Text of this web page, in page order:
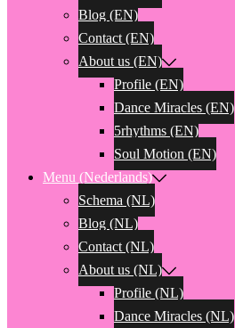
Blog (EN)
Contact (EN)
About us (EN)
Profile (EN)
Dance Miracles (EN)
5rhythms (EN)
Soul Motion (EN)
Menu (Nederlands)
Schema (NL)
Blog (NL)
Contact (NL)
About us (NL)
Profile (NL)
Dance Miracles (NL)